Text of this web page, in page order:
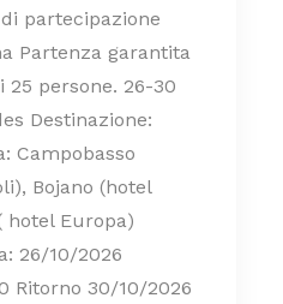
partecipazione
Partenza garantita
persone. 26-30
Destinazione:
Campobasso
Bojano (hotel
hotel Europa)
26/10/2026
Ritorno 30/10/2026